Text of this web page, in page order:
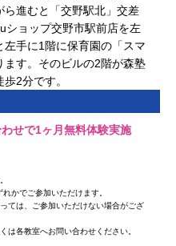
進むと「交野駅北」交差
ショップ交野市駅前店を左
手に1階に保育園の「スマ
ます。そのビルの2階が森塾
2分です。
せで1ヶ月無料体験実施
かでご参加いただけます。
ては、ご参加いただけない場合がござ
は各教室へお問い合わせください。